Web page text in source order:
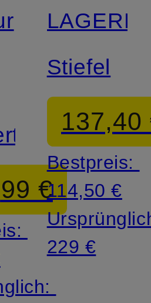
€
Stiefel
137,40
Bestpreis:
114,50 €
229 €